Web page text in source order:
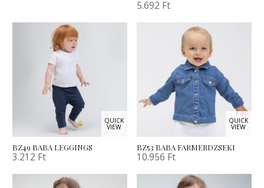
5.692 Ft
QUICK
VIEW
BZ49 BABA LEGGINGS
3.212 Ft
QUICK
VIEW
BZ53 BABA FARMERDZSEKI
10.956 Ft